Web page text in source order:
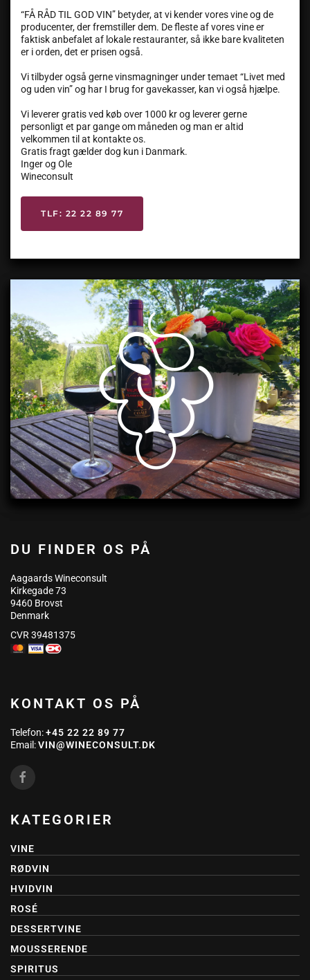
“FÅ RÅD TIL GOD VIN” betyder, at vi kender vores vine og de
producenter, der fremstiller dem. De fleste af vores vine er
faktisk anbefalet af lokale restauranter, så ikke bare kvaliteten
er i orden, det er prisen også.
Vi tilbyder også gerne vinsmagninger under temaet “Livet med
og uden vin” og har I brug for gavekasser, kan vi også hjælpe.
Vi leverer gratis ved køb over 1000 kr og leverer gerne
personligt et par gange om måneden og man er altid
velkommen til at kontakte os.
Gratis fragt gælder dog kun i Danmark.
Inger og Ole
Wineconsult
TLF: 22 22 89 77
DU FINDER OS PÅ
Aagaards Wineconsult
Kirkegade 73
9460 Brovst
Denmark
CVR 39481375
KONTAKT OS PÅ
Telefon:+45 22 22 89 77
Email:VIN@WINECONSULT.DK
KATEGORIER
VINE
RØDVIN
HVIDVIN
ROSÉ
DESSERTVINE
MOUSSERENDE
SPIRITUS